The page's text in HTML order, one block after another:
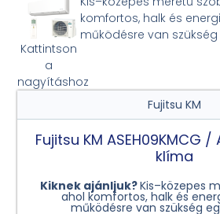
Kattintson
a
nagyításhoz
komfortos, halk és
működésre van
Fujitsu KM
Fujitsu KM ASEH09KMCG /
klíma
Kiknek ajánljuk?Kis–közepes
ahol komfortos, halk és
működésre van szükség